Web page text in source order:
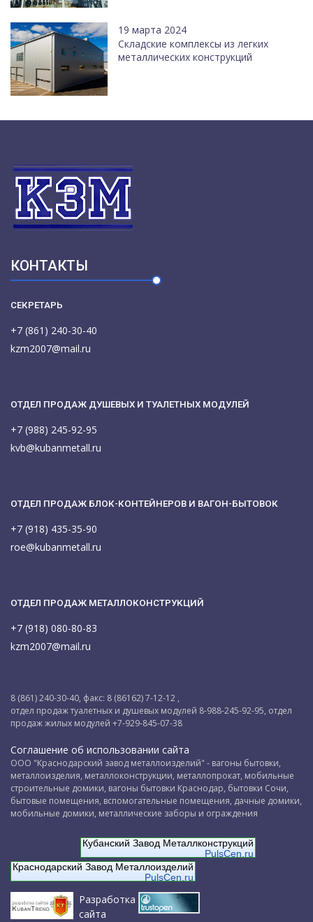
19 марта 2024
Cкладские комплексы из легких
металлических конструкций
КОНТАКТЫ
СЕКРЕТАРЬ
+7 (861) 240-30-40
kzm2007@mail.ru
ОТДЕЛ ПРОДАЖ ДУШЕВЫХ И ТУАЛЕТНЫХ МОДУЛЕЙ
+7 (988) 245-92-95
kvb@kubanmetall.ru
ОТДЕЛ ПРОДАЖ БЛОК-КОНТЕЙНЕРОВ И ВАГОН-БЫТОВОК
+7 (918) 435-35-90
roe@kubanmetall.ru
ОТДЕЛ ПРОДАЖ МЕТАЛЛОКОНСТРУКЦИЙ
+7 (918) 080-80-83
kzm2007@mail.ru
8 (861) 240-30-40, факс: 8 (86162) 7-12-12 ,
отдел продаж туалетных и душевых модулей 8-988-245-92-95, отдел
продаж жилых модулей +7-929-845-07-38
Соглашение об использовании сайта
ООО "Краснодарский завод металлоизделий" - вагоны бытовки,
металлоизделия, металлоконструкции, металлопрокат, мобильные
строительные домики, вагоны бытовки Краснодар, бытовки Сочи,
бытовые помещения, вспомогательные помещения, дачные домики,
мобильные домики, металлические заборы и ограждения
Кубанский Завод Металлконструкций
PulsCen.ru
Краснодарский Завод Металлоизделий
PulsCen.ru
Разработка
сайта